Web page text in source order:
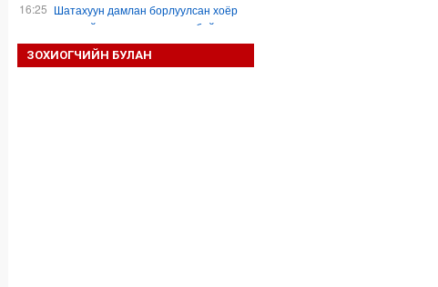
16:25 Шатахуун дамлан борлуулсан хоёр
зөрчлийг илрүүлэн шалгаж байна
13:18 “Сэцэн ханы хүлэг” МСУХ-ны 30
ЗОХИОГЧИЙН БУЛАН